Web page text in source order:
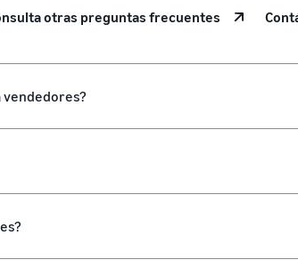
otras preguntas frecuentes
vendedores?